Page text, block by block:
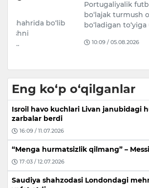
Portugaliyalik futbol yulduzi
bo‘lajak turmush o‘rtog‘i Jorjina
bo‘ladigan to‘yiga uzoq yi…
Eng ko‘p o‘qilganlar
Isroil havo kuchlari Livan janubidagi
zarbalar berdi
16:09 / 11.07.2026
“Menga hurmatsizlik qilmang” – Messi
17:03 / 12.07.2026
Saudiya shahzodasi Londondagi